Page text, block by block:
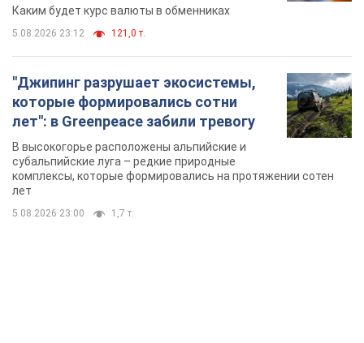
комплексы, которые формировались на протяжении сотен
лет
5.08.2026 23:00 1,7 т.